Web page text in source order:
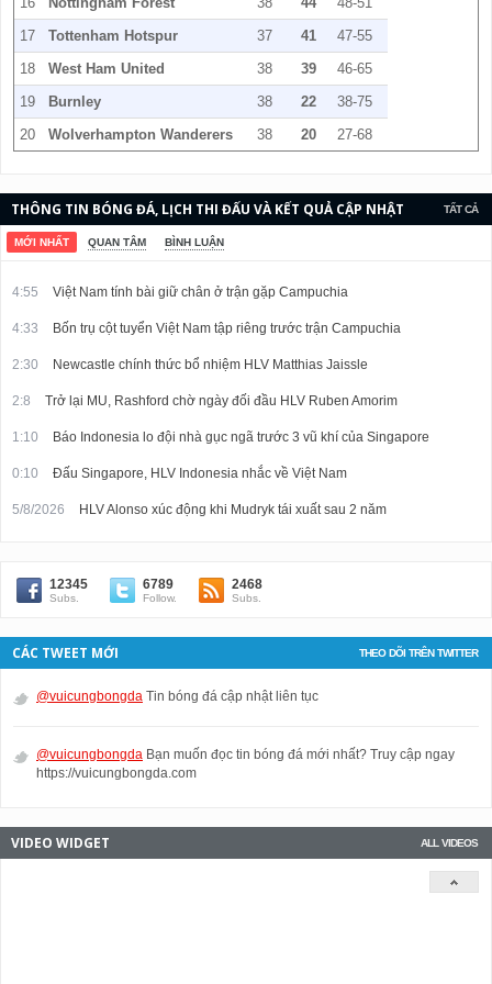
17
Tottenham Hotspur 37 41
47-55
18
West Ham United 38 39
46-65
19
Burnley 38 22
38-75
20
Wolverhampton Wanderers 38 20 27-68
TẤT CẢ
THÔNG TIN BÓNG ĐÁ, LỊCH THI ĐẤU VÀ KẾT QUẢ CẬP NHẬT
LIÊN TỤC.
MỚI NHẤT QUAN TÂM BÌNH LUẬN
4:55 Việt Nam tính bài giữ chân ở trận gặp Campuchia
4:33 Bốn trụ cột tuyển Việt Nam tập riêng trước trận Campuchia
2:30 Newcastle chính thức bổ nhiệm HLV Matthias Jaissle
2:8 Trở lại MU, Rashford chờ ngày đối đầu HLV Ruben Amorim
1:10 Báo Indonesia lo đội nhà gục ngã trước 3 vũ khí của Singapore
0:10 Đấu Singapore, HLV Indonesia nhắc về Việt Nam
5/8/2026 HLV Alonso xúc động khi Mudryk tái xuất sau 2 năm
12345
Subs.
6789
Follow.
2468
Subs.
THEO DÕI TRÊN TWITTER
CÁC TWEET MỚI
@vuicungbongda Tin bóng đá cập nhật liên tục
@vuicungbongda Bạn muốn đọc tin bóng đá mới nhất? Truy cập ngay
https://vuicungbongda.com
ALL VIDEOS
VIDEO WIDGET